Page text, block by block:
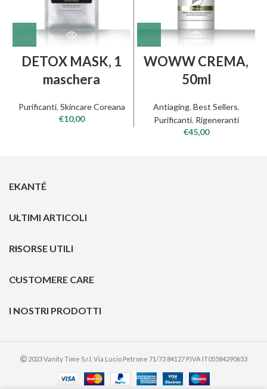
DETOX MASK, 1
maschera
Purificanti, Skincare Coreana
€10,00
WOWW CREMA,
50ml
Antiaging, Best Sellers,
Purificanti, Rigeneranti
€45,00
EKANTÉ
ULTIMI ARTICOLI
RISORSE UTILI
CUSTOMERE CARE
I NOSTRI PRODOTTI
2023 Vanity Time S.r.l. Via Lucio Petrone 71/73 84127 P.IVA IT05584290653